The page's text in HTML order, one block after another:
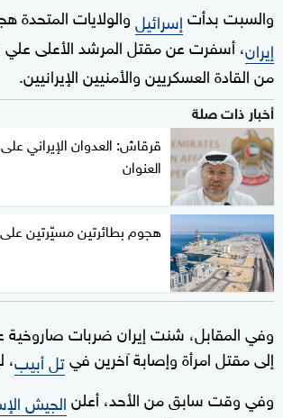
والسبت بدأتإسرائيلوالولايات المتحدة
إيران، أسفرت عن مقتل المرشد الأعلى علي
من القادة العسكريين والأمنيين الإيرانيين.
أخبار ذات صلة
قرقاش: العدوان الإيراني
العنوان
هجوم بطائرتين مسيّرتين
وفي المقابل، شنت إيران ضربات صاروخية
إلى مقتل امرأة وإصابة آخرين فيتل أبيب،
وفي وقت سابق من الأحد، أعلنالجيش